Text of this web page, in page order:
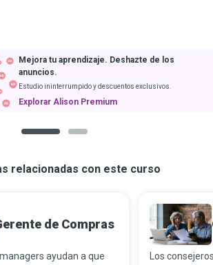
Mejora tu aprendizaje. Deshazte de los
anuncios.
Estudio ininterrumpido y descuentos exclusivos.
Explorar Alison Premium
relacionadas con este curso
de Compras
ayudan a que Los